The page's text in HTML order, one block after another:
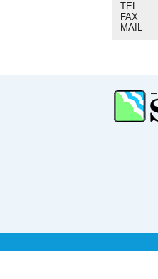
TEL
FAX
MAIL